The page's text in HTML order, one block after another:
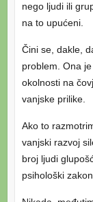
nego ljudi ili
na to upućeni.
Čini se, dakle,
problem. Ona
okolnosti na
vanjske prilike.
Ako to
vanjski razvoj
broj ljudi
psihološki